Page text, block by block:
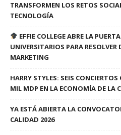
TRANSFORMEN LOS RETOS
TECNOLOGÍA
EFFIE COLLEGE ABRE LA
UNIVERSITARIOS PARA RESOLVER
MARKETING
HARRY STYLES: SEIS
MIL MDP EN LA ECONOMÍA DE LA
YA ESTÁ ABIERTA LA
CALIDAD 2026